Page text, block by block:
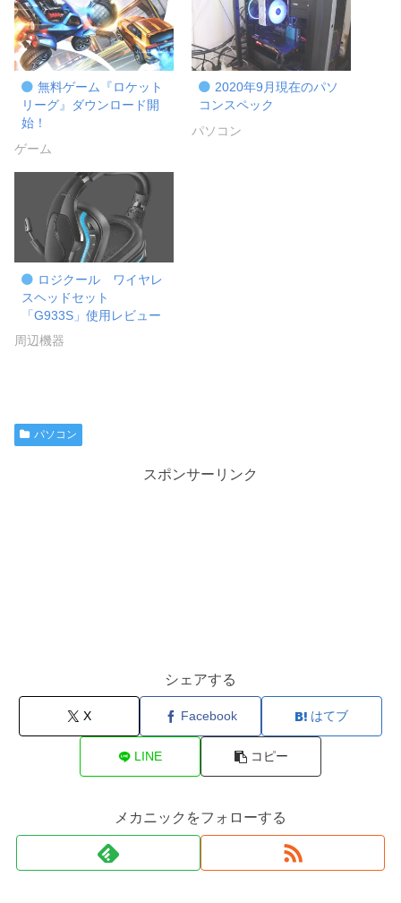
無料ゲーム『ロケット
リーグ』ダウンロード開
始！
ゲーム
2020年9月現在のパソ
コンスペック
パソコン
ロジクール ワイヤレ
スヘッドセット
「G933S」使用レビュー
周辺機器
パソコン
スポンサーリンク
シェアする
X Facebook はてブ
LINE コピー
メカニックをフォローする